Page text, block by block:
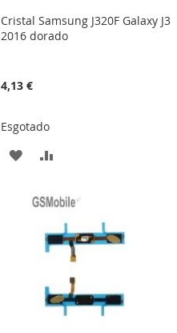
Cristal Samsung J320F Galaxy J3
2016 dorado
4,13 €
Esgotado
ADICIONAR
LISTA
DESEJOS
ADICIONAR
COMPARAÇÃO